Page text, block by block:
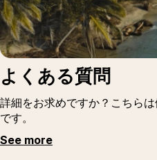
よくある質問
詳細をお求めですか？こちら
です。
See more